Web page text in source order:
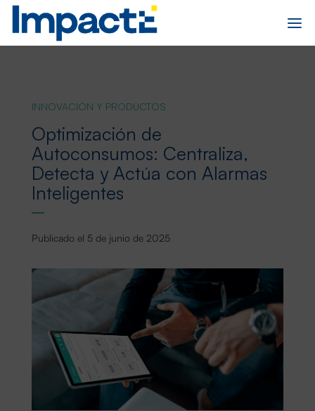
INNOVACIÓN Y PRODUCTOS
Optimización de
Autoconsumos: Centraliza,
Detecta y Actúa con Alarmas
Inteligentes
Publicado el 5 de junio de 2025